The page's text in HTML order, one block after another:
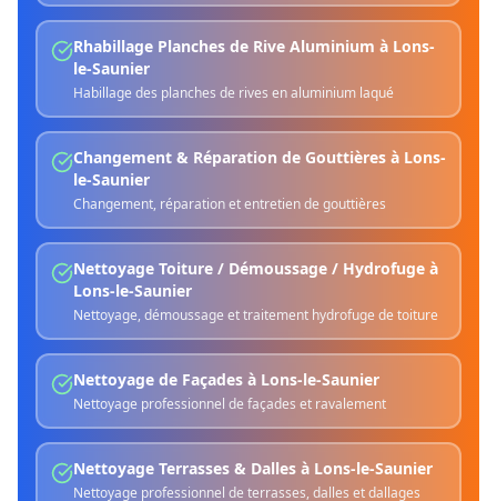
Rhabillage Planches de Rive Aluminium à Lons-
le-Saunier
Habillage des planches de rives en aluminium laqué
Changement & Réparation de Gouttières à Lons-
le-Saunier
Changement, réparation et entretien de gouttières
Nettoyage Toiture / Démoussage / Hydrofuge à
Lons-le-Saunier
Nettoyage, démoussage et traitement hydrofuge de toiture
Nettoyage de Façades à Lons-le-Saunier
Nettoyage professionnel de façades et ravalement
Nettoyage Terrasses & Dalles à Lons-le-Saunier
Nettoyage professionnel de terrasses, dalles et dallages